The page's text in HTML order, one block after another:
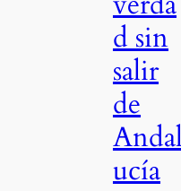
d sin
salir
de
ucía